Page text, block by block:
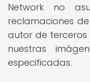
Network no
reclamaciones
autor de terceros
nuestras
especificadas.